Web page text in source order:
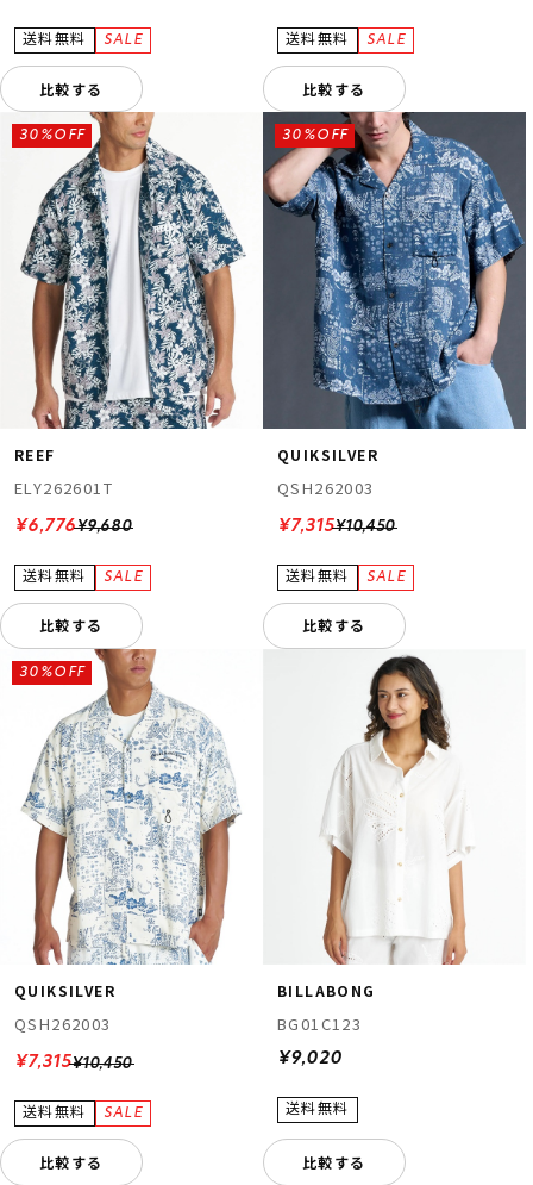
比較する 比較する
REEF
ELY262601T
¥9,680
30%OFF
¥6,776
比較する
QUIKSILVER
QSH262003
¥10,450
30%OFF
¥7,315
比較する
QUIKSILVER
QSH262003
¥10,450
30%OFF
¥7,315
比較する
BILLABONG
BG01C123
¥9,020
比較する